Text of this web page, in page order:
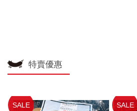
特賣優惠
SALE SALE